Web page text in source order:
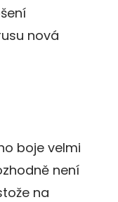
nová
boje velmi
není
na